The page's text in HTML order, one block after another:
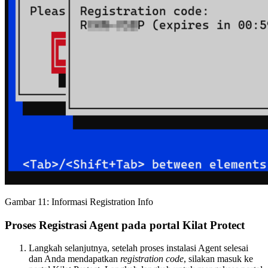
Gambar 11: Informasi Registration Info
Proses Registrasi Agent pada portal Kilat Protect
Langkah selanjutnya, setelah proses instalasi Agent selesai
dan Anda mendapatkan registration code, silakan masuk ke